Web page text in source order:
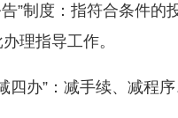
制度：指符合条件的
理指导工作。
办”：减手续、减程序